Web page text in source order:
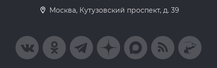
Москва, Кутузовский проспект, д. 39